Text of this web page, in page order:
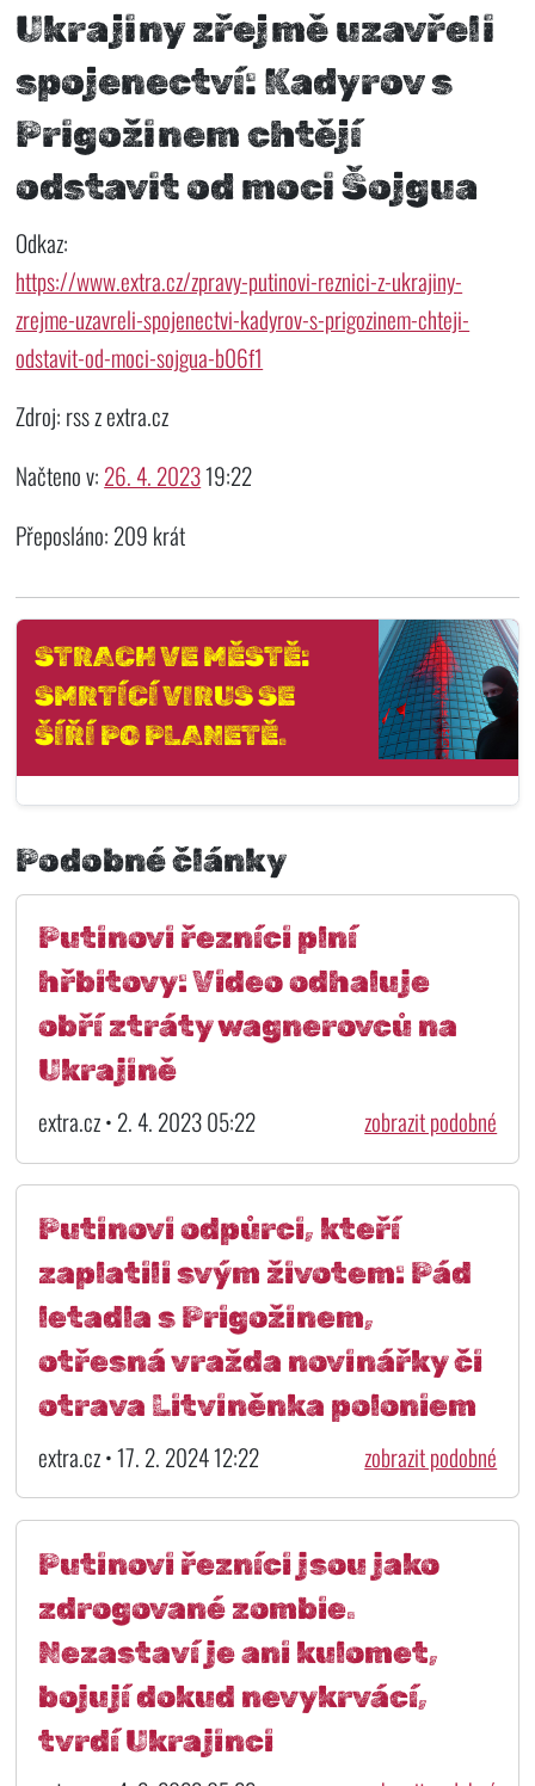
Ukrajiny zřejmě uzavřeli
spojenectví: Kadyrov s
Prigožinem chtějí
odstavit od moci Šojgua
Odkaz:
https://www.extra.cz/zpravy-putinovi-reznici-z-ukrajiny-
zrejme-uzavreli-spojenectvi-kadyrov-s-prigozinem-chteji-
odstavit-od-moci-sojgua-b06f1
Zdroj: rss z extra.cz
Načteno v: 26. 4. 202319:22
Přeposláno: 209 krát
STRACH VE MĚSTĚ:
SMRTÍCÍ VIRUS SE
ŠÍŘÍ PO PLANETĚ.
Podobné články
Putinovi řezníci plní
hřbitovy: Video odhaluje
obří ztráty wagnerovců na
Ukrajině
extra.cz • 2. 4. 2023 05:22 zobrazit podobné
Putinovi odpůrci, kteří
zaplatili svým životem: Pád
letadla s Prigožinem,
otřesná vražda novinářky či
otrava Litviněnka poloniem
extra.cz • 17. 2. 2024 12:22 zobrazit podobné
Putinovi řezníci jsou jako
zdrogované zombie.
Nezastaví je ani kulomet,
bojují dokud nevykrvácí,
tvrdí Ukrajinci